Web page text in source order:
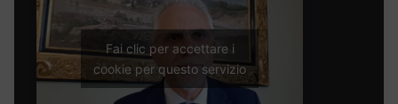
Fai clic per accettare i
cookie per questo servizio